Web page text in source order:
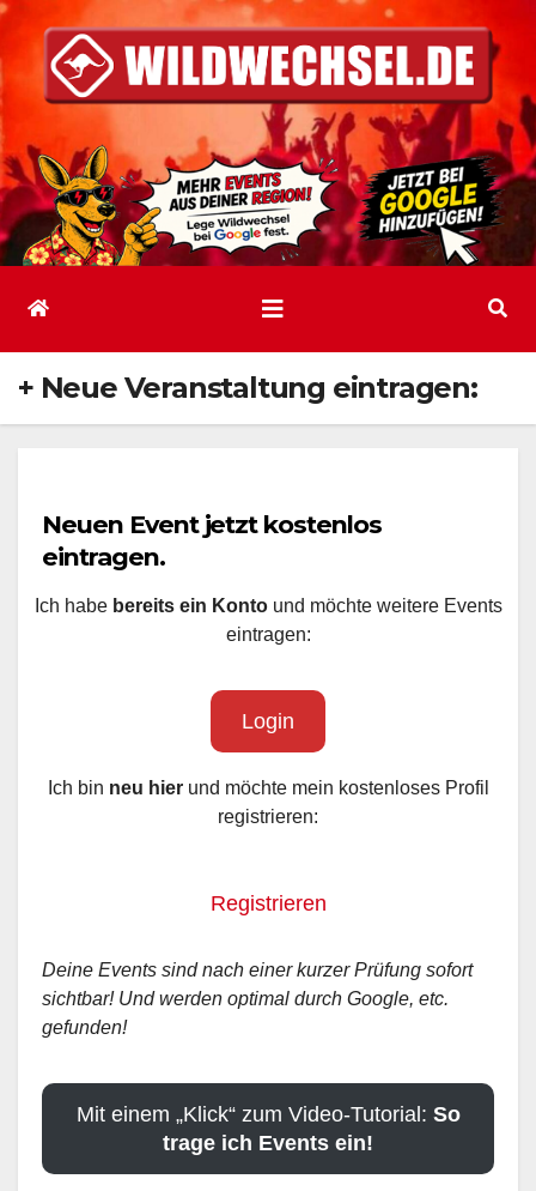
Inhalt
springen
+ Neue Veranstaltung eintragen:
Neuen Event jetzt kostenlos
eintragen.
Ich habe bereits ein Kontound möchte weitere Events
eintragen:
Login
Ich bin neu hierund möchte mein kostenloses Profil
registrieren:
Registrieren
Deine Events sind nach einer kurzer Prüfung sofort
sichtbar! Und werden optimal durch Google, etc.
gefunden!
Mit einem „Klick“ zum Video-Tutorial: So
trage ich Events ein!